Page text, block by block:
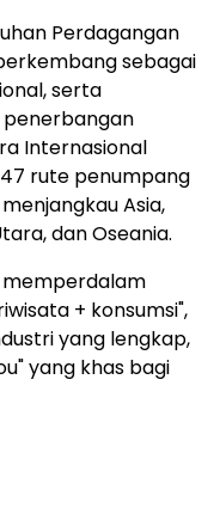
Perdagangan
sebagai
serta
Internasional
rute penumpang
Asia,
dan Oseania.
memperdalam
+ konsumsi",
yang lengkap,
yang khas bagi